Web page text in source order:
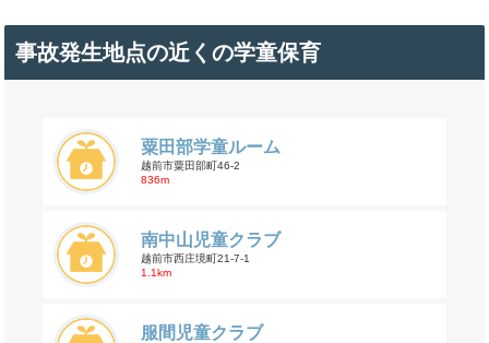
事故発生地点の近くの学童保育
粟田部学童ルーム
越前市粟田部町46-2
836m
南中山児童クラブ
越前市西庄境町21-7-1
1.1km
服間児童クラブ